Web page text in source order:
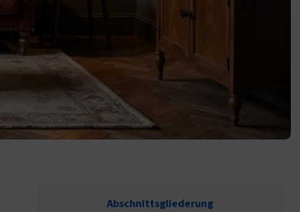
Abschnittsgliederung